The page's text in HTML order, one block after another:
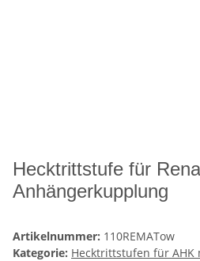
Hecktrittstufe für
Anhängerkupplung
Artikelnummer: 110REMATow
Kategorie: Hecktrittstufen für AHK